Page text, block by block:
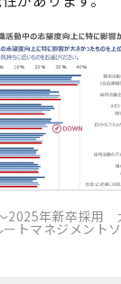
2025年新卒採用
トマネジメント